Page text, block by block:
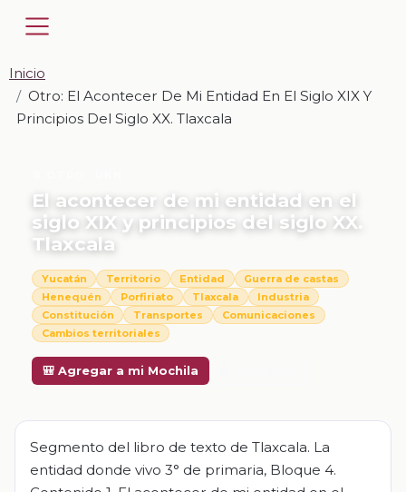
Inicio
Otro: El Acontecer De Mi Entidad En El Siglo XIX Y
Principios Del Siglo XX. Tlaxcala
El acontecer de mi entidad en el
siglo XIX y principios del siglo XX.
Tlaxcala
Yucatán Territorio Entidad
Guerra de castas
Henequén
Porfiriato Tlaxcala
Industria
Constitución
Transportes
Comunicaciones
Cambios territoriales
🎒 Agregar a mi Mochila
Segmento del libro de texto de Tlaxcala. La
entidad donde vivo 3° de primaria, Bloque 4.